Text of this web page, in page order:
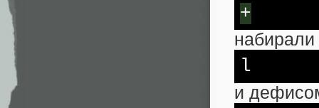
+
набирали
l
и